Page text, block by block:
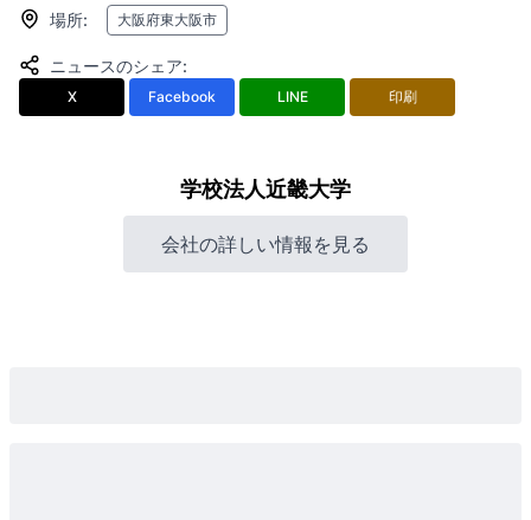
場所: 大阪府東大阪市
ニュースのシェア:
X Facebook LINE 印刷
学校法人近畿大学
会社の詳しい情報を見る